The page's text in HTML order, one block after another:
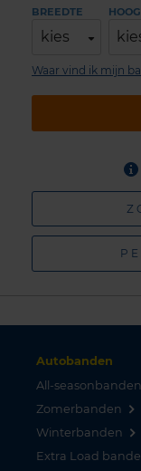
BREEDTE
kies
Waar vind ik mijn
Autobanden
All-seasonbanden
Zomerbanden
Winterbanden
Extra Load